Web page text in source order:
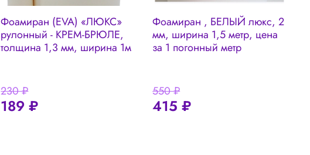
Фоамиран (EVA) «ЛЮКС»
рулонный - КРЕМ-БРЮЛЕ,
толщина 1,3 мм, ширина 1м
230 ₽
189 ₽
Фоамиран , БЕЛЫЙ люкс, 2
мм, ширина 1,5 метр, цена
за 1 погонный метр
550 ₽
415 ₽